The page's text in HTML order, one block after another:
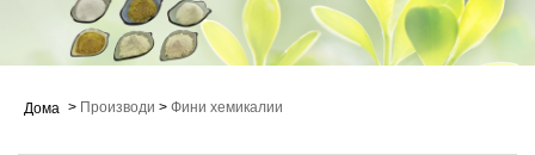
Дома > Производи > Фини хемикалии